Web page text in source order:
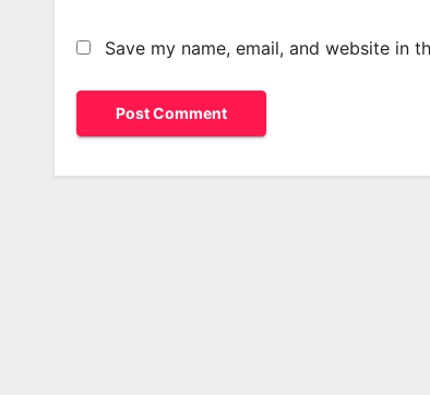
Save my name, email, and website in